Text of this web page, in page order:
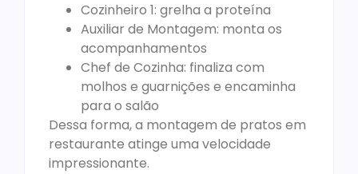
Cozinheiro 1: grelha a proteína
Auxiliar de Montagem: monta os
acompanhamentos
Chef de Cozinha: finaliza com
molhos e guarnições e encaminha
para o salão
Dessa forma, a montagem de pratos em
restaurante atinge uma velocidade
impressionante.